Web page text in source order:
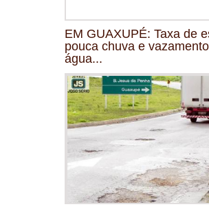
EM GUAXUPÉ: Taxa de
pouca chuva e
água...